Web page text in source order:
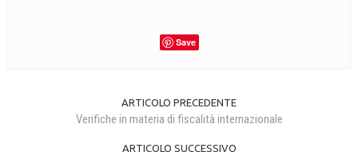
Save
ARTICOLO PRECEDENTE
Verifiche in materia di fiscalità internazionale
ARTICOLO SUCCESSIVO